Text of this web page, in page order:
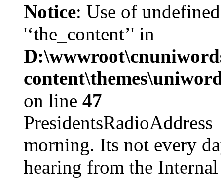
Notice: Use of
'‘the_content’' in
on line 47
morning. Its not every
hearing from the